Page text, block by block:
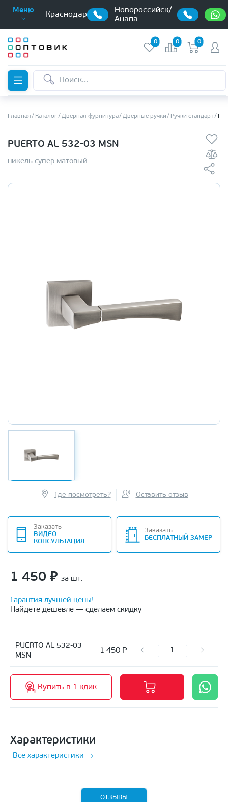
Меню
Краснодар
Новороссийск/
Анапа
0 0 0
Главная Каталог Дверная фурнитура Дверные ручки Ручки стандарт
PUERTO AL 532-03 MSN
никель супер матовый
Где посмотреть? Оставить отзыв
Заказать
ВИДЕО-
КОНСУЛЬТАЦИЯ
Заказать
БЕСПЛАТНЫЙ ЗАМЕР
1 450 ₽ за шт.
Гарантия лучшей цены!
Найдете дешевле — сделаем скидку
PUERTO AL 532-03
MSN
1 450 Р
Купить в 1 клик
Характеристики
Все характеристики
ОТЗЫВЫ